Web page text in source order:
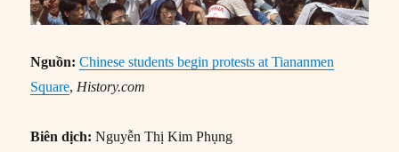
Nguồn: Chinese students begin protests at Tiananmen
Square,History.com
Biên dịch: Nguyễn Thị Kim Phụng